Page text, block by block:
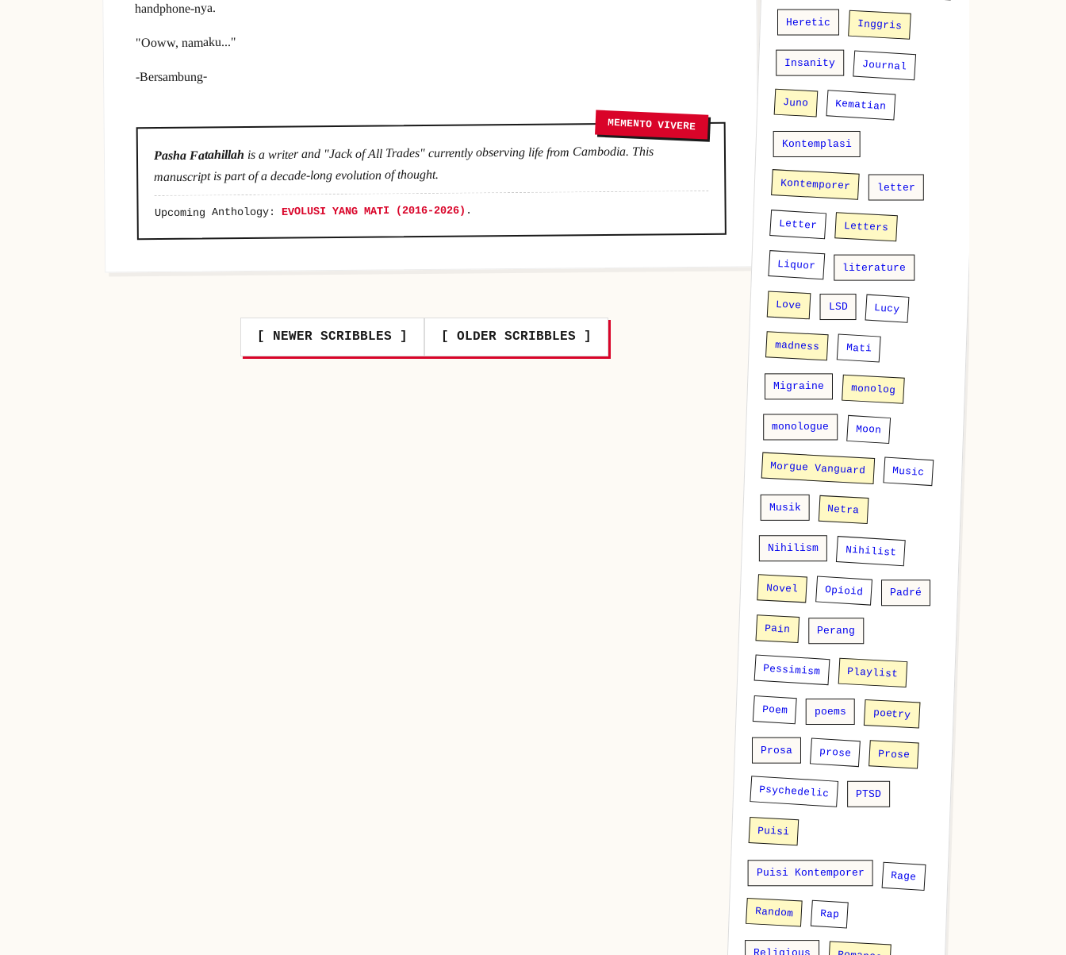
handphone-nya.
"Ooww, namaku..."
-Bersambung-
MEMENTO VIVERE
Pasha Fatahillah is a writer and "Jack of All Trades" currently observing life from Cambodia. This
manuscript is part of a decade-long evolution of thought.
Upcoming Anthology: EVOLUSI YANG MATI (2016-2026) .
[ NEWER SCRIBBLES ] [ OLDER SCRIBBLES ]
Heretic Inggris
Insanity Journal
Juno Kematian
Kontemplasi
Kontemporer letter
Letter Letters
Liquor literature
Love LSD Lucy
madness Mati
Migraine monolog
monologue Moon
Morgue Vanguard Music
Musik Netra
Nihilism Nihilist
Novel Opioid Padré
Pain Perang
Pessimism Playlist
Poem poems poetry
Prosa prose Prose
Psychedelic PTSD
Puisi
Puisi Kontemporer Rage
Random Rap